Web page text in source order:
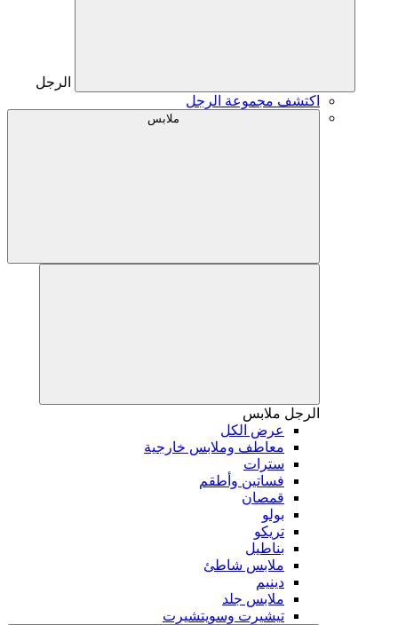
الرجل
اكتشف مجموعة الرجل
ملابس
الرجل ملابس
عرض الكل
معاطف وملابس خارجية
سترات
فساتين وأطقم
قمصان
بولو
تريكو
بناطيل
ملابس شاطئ
دينيم
ملابس جلد
تيشيرت وسويتشيرت